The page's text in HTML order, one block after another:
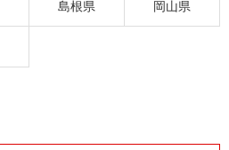
島根県 岡山県